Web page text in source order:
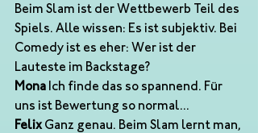
Beim Slam ist der Wettbewerb Teil des
Spiels. Alle wissen: Es ist subjektiv. Bei
Comedy ist es eher: Wer ist der
Lauteste im Backstage?
Mona Ich finde das so spannend. Für
uns ist Bewertung so normal...
Felix Ganz genau. Beim Slam lernt man,